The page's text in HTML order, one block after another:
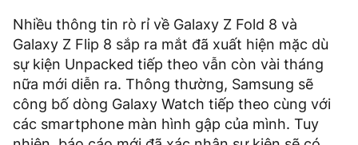
Nhiều thông tin rò rỉ về Galaxy Z Fold 8 và
Galaxy Z Flip 8 sắp ra mắt đã xuất hiện mặc dù
sự kiện Unpacked tiếp theo vẫn còn vài tháng
nữa mới diễn ra. Thông thường, Samsung sẽ
công bố dòng Galaxy Watch tiếp theo cùng với
các smartphone màn hình gập của mình. Tuy